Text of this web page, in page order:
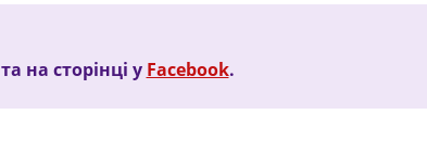
та на сторінці у Facebook.